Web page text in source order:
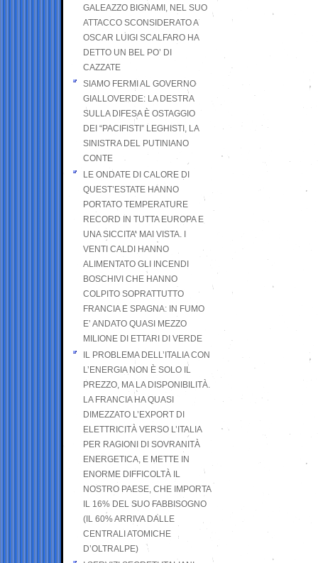
GALEAZZO BIGNAMI, NEL SUO
ATTACCO SCONSIDERATO A
OSCAR LUIGI SCALFARO HA
DETTO UN BEL PO’ DI
CAZZATE
SIAMO FERMI AL GOVERNO
GIALLOVERDE: LA DESTRA
SULLA DIFESA È OSTAGGIO
DEI “PACIFISTI” LEGHISTI, LA
SINISTRA DEL PUTINIANO
CONTE
LE ONDATE DI CALORE DI
QUEST’ESTATE HANNO
PORTATO TEMPERATURE
RECORD IN TUTTA EUROPA E
UNA SICCITA’ MAI VISTA. I
VENTI CALDI HANNO
ALIMENTATO GLI INCENDI
BOSCHIVI CHE HANNO
COLPITO SOPRATTUTTO
FRANCIA E SPAGNA: IN FUMO
E’ ANDATO QUASI MEZZO
MILIONE DI ETTARI DI VERDE
IL PROBLEMA DELL’ITALIA CON
L’ENERGIA NON È SOLO IL
PREZZO, MA LA DISPONIBILITÀ.
LA FRANCIA HA QUASI
DIMEZZATO L’EXPORT DI
ELETTRICITÀ VERSO L’ITALIA
PER RAGIONI DI SOVRANITÀ
ENERGETICA, E METTE IN
ENORME DIFFICOLTÀ IL
NOSTRO PAESE, CHE IMPORTA
IL 16% DEL SUO FABBISOGNO
(IL 60% ARRIVA DALLE
CENTRALI ATOMICHE
D’OLTRALPE)